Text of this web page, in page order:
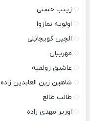
زینب حسنی
اولویه نمازوا
الچین گویچایلی
مهریبان
عاشیق زولفیه
شاهین زین العابدین زاده
طالب طالع
اوزیر مهدی زاده